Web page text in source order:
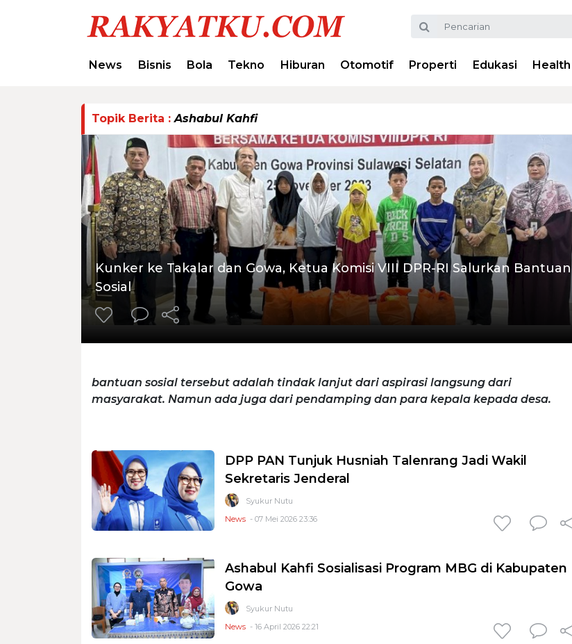
News Bisnis Bola Tekno Hiburan Otomotif Properti Edukasi Health
Topik Berita :Ashabul Kahfi
Kunker ke Takalar dan Gowa, Ketua Komisi VIII DPR-RI Salurkan Bantuan
Sosial
bantuan sosial tersebut adalah tindak lanjut dari aspirasi langsung dari
masyarakat. Namun ada juga dari pendamping dan para kepala kepada desa.
DPP PAN Tunjuk Husniah Talenrang Jadi Wakil
Sekretaris Jenderal
Syukur Nutu
News - 07 Mei 2026 23:36
Ashabul Kahfi Sosialisasi Program MBG di Kabupaten
Gowa
Syukur Nutu
News - 16 April 2026 22:21